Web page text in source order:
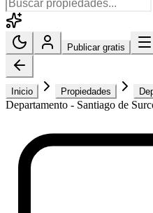
Publicar gratis
Inicio Propiedades
Departamento - Santiago de